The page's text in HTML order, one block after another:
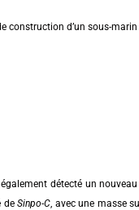
construction d’un sous-marin
détecté un
deSinpo-C, avec une masse